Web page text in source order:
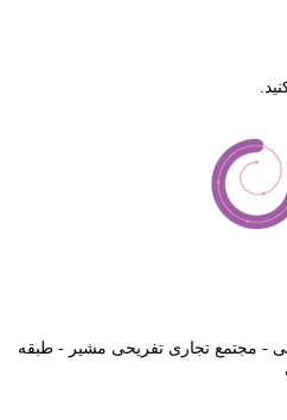
- مجتمع تجاری تفریحی مشیر - طبقه